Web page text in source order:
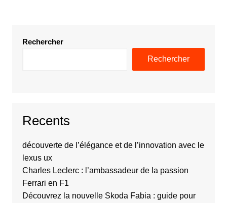
Rechercher
Rechercher
Recents
découverte de l’élégance et de l’innovation avec le
lexus ux
Charles Leclerc : l’ambassadeur de la passion
Ferrari en F1
Découvrez la nouvelle Skoda Fabia : guide pour